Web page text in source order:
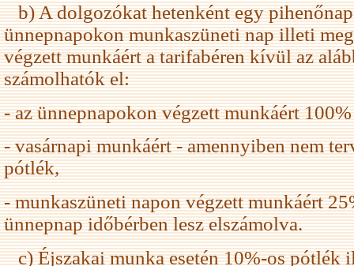
b) A dolgozókat hetenként egy pihenőnap
ünnepnapokon munkaszüneti nap illeti
végzett munkáért a tarifabéren kívül az
számolhatók el:
- az ünnepnapokon végzett munkáért
- vasárnapi munkáért - amennyiben nem
pótlék,
- munkaszüneti napon végzett munkáért
ünnepnap időbérben lesz elszámolva.
c) Éjszakai munka esetén 10%-os pótlék